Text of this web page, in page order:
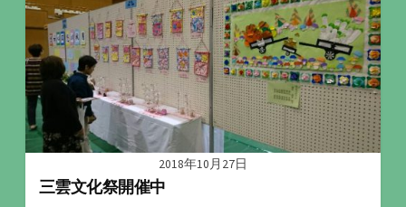
ー
2018年10月27日
三雲文化祭開催中